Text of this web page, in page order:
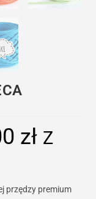
zł Zakres
cen:
odZ
przędzy premium